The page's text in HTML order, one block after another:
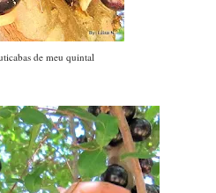
de meu quintal